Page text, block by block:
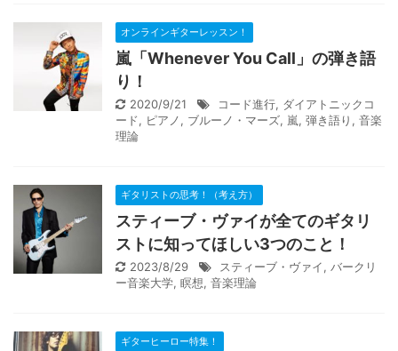
オンラインギターレッスン！
嵐「Whenever You Call」の弾き語
り！
2020/9/21 コード進行, ダイアトニックコ
ード, ピアノ, ブルーノ・マーズ, 嵐, 弾き語り , 音楽
理論
ギタリストの思考！（考え方）
スティーブ・ヴァイが全てのギタリ
ストに知ってほしい3つのこと！
2023/8/29 スティーブ・ヴァイ, バークリ
ー音楽大学, 瞑想, 音楽理論
ギターヒーロー特集！